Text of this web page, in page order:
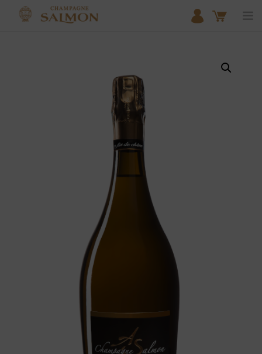
SHOP
DOMAIN SALMON
OUR MEUNIER EXPERTISE
PARTNERSHIPS
CONTACT